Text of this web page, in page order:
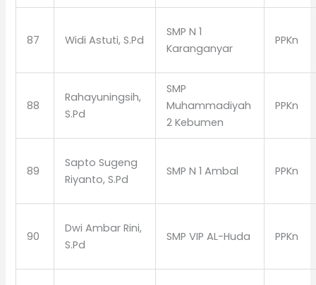
87 Widi Astuti, S.Pd
SMP N 1
Karanganyar
PPKn
88
Rahayuningsih,
S.Pd
SMP
Muhammadiyah
2 Kebumen
PPKn
89
Sapto Sugeng
Riyanto, S.Pd
SMP N 1 Ambal PPKn
90
Dwi Ambar Rini,
S.Pd
SMP VIP AL-Huda PPKn